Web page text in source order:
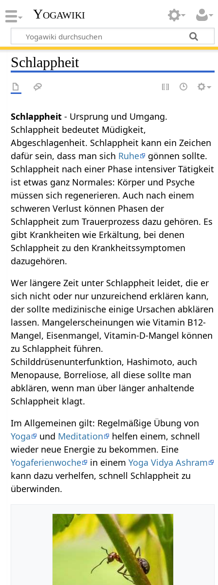
Yogawiki
Schlappheit
Schlappheit- Ursprung und Umgang.
Schlappheit bedeutet Müdigkeit,
Abgeschlagenheit. Schlappheit kann ein Zeichen
dafür sein, dass man sich Ruhe
gönnen sollte.
Schlappheit nach einer Phase intensiver Tätigkeit
ist etwas ganz Normales: Körper und Psyche
müssen sich regenerieren. Auch nach einem
schweren Verlust können Phasen der
Schlappheit zum Trauerprozess dazu gehören. Es
gibt Krankheiten wie Erkältung, bei denen
Schlappheit zu den Krankheitssymptomen
dazugehören.
Wer längere Zeit unter Schlappheit leidet, die er
sich nicht oder nur unzureichend erklären kann,
der sollte medizinische einige Ursachen abklären
lassen. Mangelerscheinungen wie Vitamin B12-
Mangel, Eisenmangel, Vitamin-D-Mangel können
zu Schlappheit führen.
Schilddrüsenunterfunktion, Hashimoto, auch
Menopause, Borreliose, all diese sollte man
abklären, wenn man über länger anhaltende
Schlappheit klagt.
Im Allgemeinen gilt: Regelmäßige Übung von
Yoga
und Meditation
helfen einem, schnell
wieder neue Energie zu bekommen. Eine
Yogaferienwoche
in einemYoga Vidya Ashram
kann dazu verhelfen, schnell Schlappheit zu
überwinden.